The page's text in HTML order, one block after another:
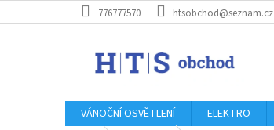
na
776777570 htsobchod@seznam.cz
VÁNOČNÍ OSVĚTLENÍ ELEKTRO